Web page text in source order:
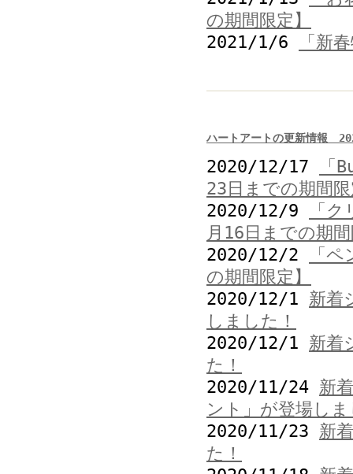
の期間限定】
2021/1/6
「新
ハートアートの更新情報
2020/12/17
「
23日までの期間
2020/12/9
「
月16日までの期
2020/12/2
「
の期間限定】
2020/12/1 新着
しました！
2020/12/1 新着
た！
2020/11/24 新
ント」が登場し
2020/11/23 新
た！